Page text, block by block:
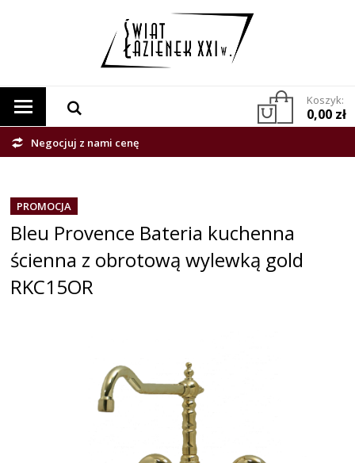
Koszyk:
0,00 zł
Negocjuj z nami cenę
PROMOCJA
Bleu Provence Bateria kuchenna
ścienna z obrotową wylewką gold
RKC15OR